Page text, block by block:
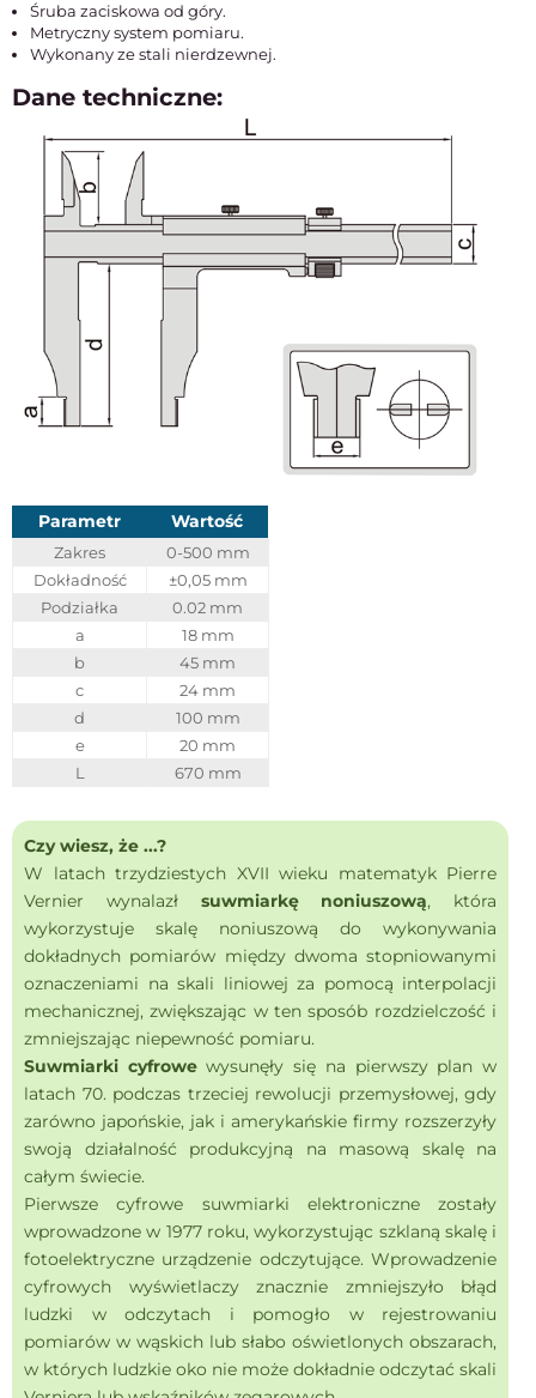
Śruba zaciskowa od góry.
Metryczny system pomiaru.
Wykonany ze stali nierdzewnej.
Dane techniczne:
Parametr Wartość
Zakres
0-500 mm
Dokładność
±0,05 mm
Podziałka
0.02 mm
a
18 mm
b
45 mm
c
24 mm
d
100 mm
e
20 mm
L
670 mm
Czy wiesz, że ...?
W latach trzydziestych XVII wieku matematyk Pierre
Vernier wynalazł suwmiarkę noniuszową, która
wykorzystuje skalę noniuszową do wykonywania
dokładnych pomiarów między dwoma stopniowanymi
oznaczeniami na skali liniowej za pomocą interpolacji
mechanicznej, zwiększając w ten sposób rozdzielczość i
zmniejszając niepewność pomiaru.
Suwmiarki cyfrowewysunęły się na pierwszy plan w
latach 70. podczas trzeciej rewolucji przemysłowej, gdy
zarówno japońskie, jak i amerykańskie firmy rozszerzyły
swoją działalność produkcyjną na masową skalę na
całym świecie.
Pierwsze cyfrowe suwmiarki elektroniczne zostały
wprowadzone w 1977 roku, wykorzystując szklaną skalę i
fotoelektryczne urządzenie odczytujące. Wprowadzenie
cyfrowych wyświetlaczy znacznie zmniejszyło błąd
ludzki w odczytach i pomogło w rejestrowaniu
pomiarów w wąskich lub słabo oświetlonych obszarach,
w których ludzkie oko nie może dokładnie odczytać skali